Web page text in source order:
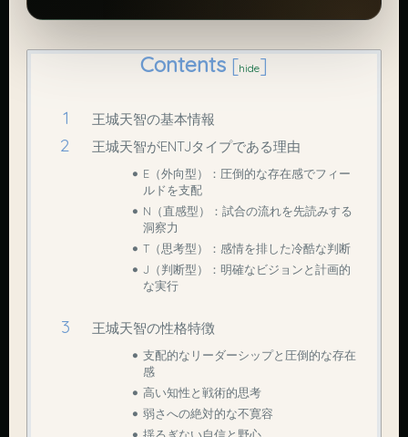
Contents [hide]
王城天智の基本情報
王城天智がENTJタイプである理由
E（外向型）：圧倒的な存在感でフィー
ルドを支配
N（直感型）：試合の流れを先読みする
洞察力
T（思考型）：感情を排した冷酷な判断
J（判断型）：明確なビジョンと計画的
な実行
王城天智の性格特徴
支配的なリーダーシップと圧倒的な存在
感
高い知性と戦術的思考
弱さへの絶対的な不寛容
揺るぎない自信と野心